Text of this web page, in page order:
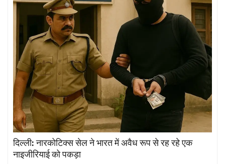
दिल्ली: नारकोटिक्स सेल ने भारत में अवैध रूप से रह रहे एक
नाइजीरियाई को पकड़ा